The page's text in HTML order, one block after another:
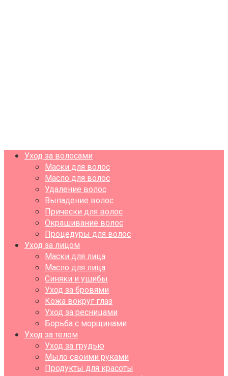
Уход за волосами
Маски для волос
Масло для волос
Удаление волос
Выпадение волос
Прически для волос
Окрашивание волос
Процедуры для волос
Уход за лицом
Маски для лица
Масло для лица
Синяки и ушибы
Уход за бровями
Кожа вокруг глаз
Уход за ресницами
Борьба с морщинами
Уход за телом
Уход за грудью
Мыло своими руками
Продукты для красоты